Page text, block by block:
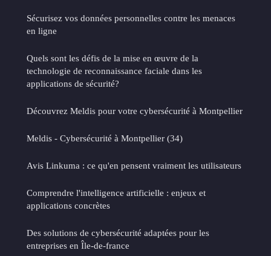
Sécurisez vos données personnelles contre les menaces
en ligne
Quels sont les défis de la mise en œuvre de la
technologie de reconnaissance faciale dans les
applications de sécurité?
Découvrez Meldis pour votre cybersécurité à Montpellier
Meldis - Cybersécurité à Montpellier (34)
Avis Linkuma : ce qu'en pensent vraiment les utilisateurs
Comprendre l'intelligence artificielle : enjeux et
applications concrètes
Des solutions de cybersécurité adaptées pour les
entreprises en Île-de-france